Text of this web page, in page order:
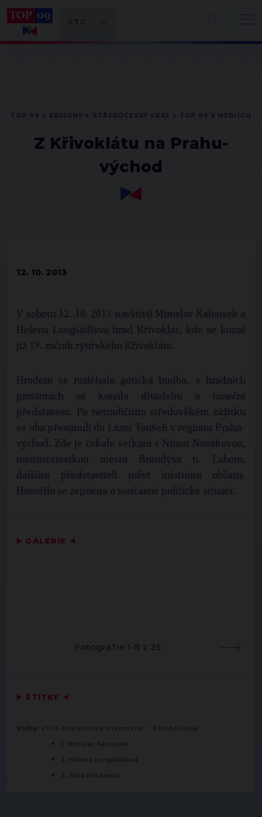
Z Křivoklátu na Prahu-
východ
12. 10. 2013
V sobotu 12. 10. 2013 navštívil Miroslav Kalousek a
Helena Langšádlová hrad Křivoklát, kde se konal
již 19. ročník rytířského Křivoklání.
Hradem se rozléhala gotická hudba, v hradních
prostorách se konala divadelní a taneční
představení. Po netradičním středověkém zážitku
se oba přesunuli do Lázní Toušeň v regionu Praha-
východ. Zde je čekalo setkání s Ninou Novákovou,
místostarostkou města Brandýsa n. Labem,
dalšími představiteli měst místními občany.
Hovořilo se zejména o současné politické situaci.
▶ GALERIE ◀
Fotografie 1-8 z 25
▶ ŠTÍTKY ◀
Volby: 2013 poslanecká sněmovna - Středočeský
1. Miroslav Kalousek
2. Helena Langšádlová
4. Nina Nováková